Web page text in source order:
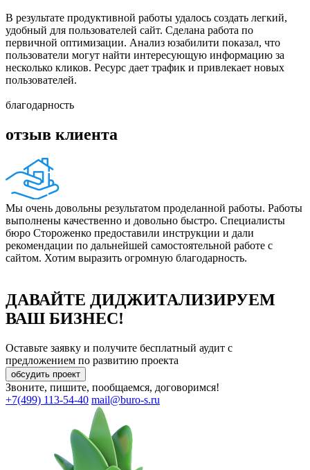
В результате продуктивной работы удалось создать легкий,
удобный для пользователей сайт. Сделана работа по
первичной оптимизации. Анализ юзабилити показал, что
пользователи могут найти интересующую информацию за
несколько кликов. Ресурс дает трафик и привлекает новых
пользователей.
благодарность
отзыв клиента
Мы очень довольны результатом проделанной работы. Работы
выполнены качественно и довольно быстро. Специалисты
бюро Стороженко предоставили инструкции и дали
рекомендации по дальнейшей самостоятельной работе с
сайтом. Хотим выразить огромную благодарность.
ДАВАЙТЕ ДИДЖИТАЛИЗИРУЕМ
ВАШ БИЗНЕС!
Оставьте заявку и получите бесплатный аудит с
предложением по развитию проекта
обсудить проект
Звоните, пишите, пообщаемся, договоримся!
+7(499) 113-54-40 mail@buro-s.ru